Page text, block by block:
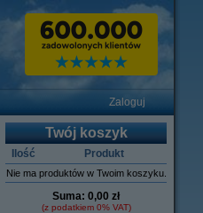
Zaloguj
Twój koszyk
Ilość Produkt
Nie ma produktów w Twoim koszyku.
Suma: 0,00 zł
(z podatkiem 0% VAT)